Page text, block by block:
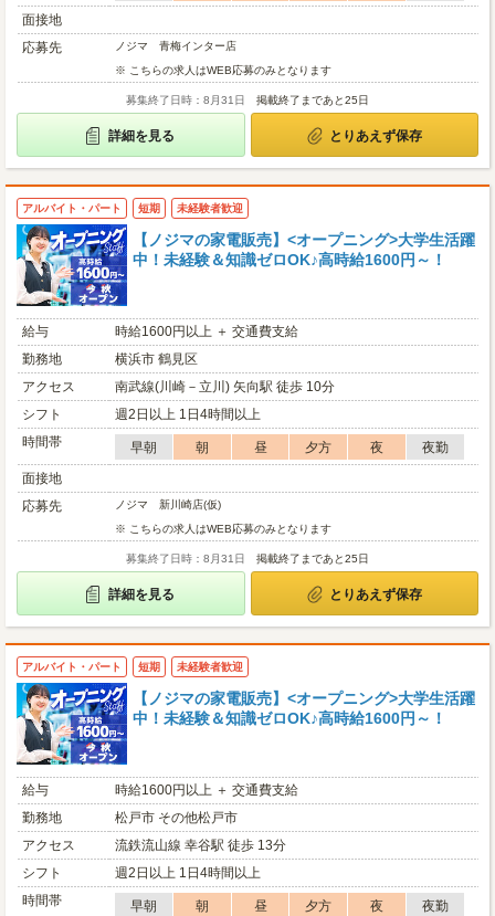
面接地
応募先
ノジマ 青梅インター店
※ こちらの求人はWEB応募のみとなります
募集終了日時：8月31日 掲載終了まであと25日
詳細を見る とりあえず保存
アルバイト・パート 短期 未経験者歓迎
【ノジマの家電販売】<オープニング>大学生活躍
中！未経験＆知識ゼロOK♪高時給1600円～！
給与
時給1600円以上 ＋ 交通費支給
勤務地
横浜市 鶴見区
アクセス
南武線(川崎－立川) 矢向駅 徒歩 10分
シフト
週2日以上 1日4時間以上
時間帯
早朝 朝 昼 夕方 夜
夜勤
面接地
応募先
ノジマ 新川崎店(仮)
※ こちらの求人はWEB応募のみとなります
募集終了日時：8月31日 掲載終了まであと25日
詳細を見る とりあえず保存
アルバイト・パート 短期 未経験者歓迎
【ノジマの家電販売】<オープニング>大学生活躍
中！未経験＆知識ゼロOK♪高時給1600円～！
給与
時給1600円以上 ＋ 交通費支給
勤務地
松戸市 その他松戸市
アクセス
流鉄流山線 幸谷駅 徒歩 13分
シフト
週2日以上 1日4時間以上
時間帯
早朝 朝 昼 夕方 夜
夜勤